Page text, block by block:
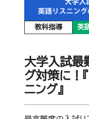
教科指導 英
大学入試最
グ対策に！
ニング』